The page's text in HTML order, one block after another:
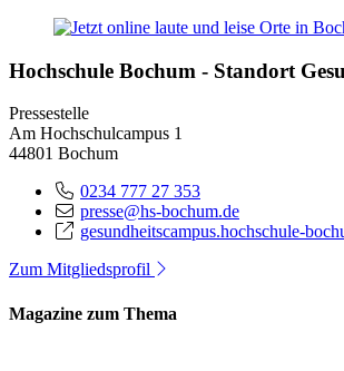
Hochschule Bochum - Standort
Pressestelle
Am Hochschulcampus 1
44801 Bochum
0234 777 27 353
presse@hs-bochum.de
gesundheitscampus.hochschule-
Zum Mitgliedsprofil
Magazine zum Thema